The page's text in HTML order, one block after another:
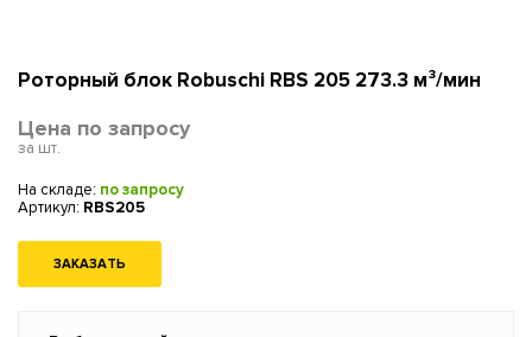
Роторный блок Robuschi RBS 205 273.3 м³/мин
Цена по запросу
за шт.
На складе: по запросу
Артикул: RBS205
ЗАКАЗАТЬ